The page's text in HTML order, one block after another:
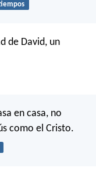
de David, un
en casa, no
como el Cristo.